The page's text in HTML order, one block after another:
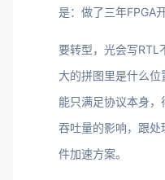
是：做了三年FPGA
要转型，光会写RTL
大的拼图里是什么
能只满足协议本身，
吞吐量的影响，跟
件加速方案。